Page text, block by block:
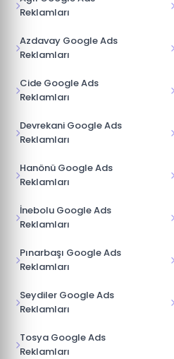
Reklamları
Azdavay Google Ads
Reklamları
Cide Google Ads
Reklamları
Devrekani Google Ads
Reklamları
Hanönü Google Ads
Reklamları
İnebolu Google Ads
Reklamları
Pınarbaşı Google Ads
Reklamları
Seydiler Google Ads
Reklamları
Tosya Google Ads
Reklamları